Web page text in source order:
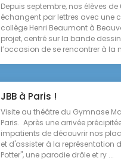
Depuis septembre, nos élèves de
échangent par lettres avec une
collège Henri Beaumont à
projet, centré sur la bande
l’occasion de se rencontrer à la
JBB à Paris !
Visite au théâtre du Gymnase
Paris. Après une arrivée
impatients de découvrir nos
et d'assister à la représentation
Potter", une parodie drôle et ry ...